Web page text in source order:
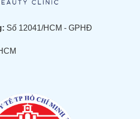
Số 12041/HCM - GPHĐ